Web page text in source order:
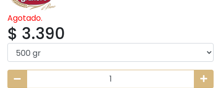
Agotado.
$ 3.390